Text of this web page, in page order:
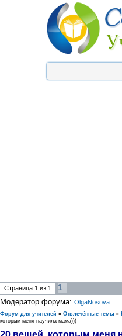
Страница 1 из 1
1
Модератор форума: OlgaNosova
Форум для учителей » Отвлечённые темы »
которым меня научила мама)))